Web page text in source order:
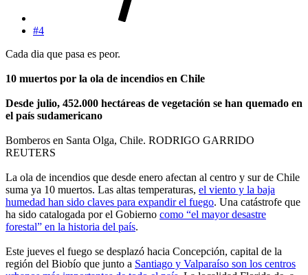
#4
Cada dia que pasa es peor.
10 muertos por la ola de incendios en Chile
Desde julio, 452.000 hectáreas de vegetación se han quemado en
el país sudamericano
Bomberos en Santa Olga, Chile. RODRIGO GARRIDO
REUTERS
La ola de incendios que desde enero afectan al centro y sur de Chile
suma ya 10 muertos. Las altas temperaturas, el viento y la baja
humedad han sido claves para expandir el fuego. Una catástrofe que
ha sido catalogada por el Gobierno como “el mayor desastre
forestal” en la historia del país.
Este jueves el fuego se desplazó hacia Concepción, capital de la
región del Biobío que junto a Santiago y Valparaíso son los centros